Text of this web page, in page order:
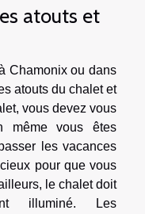
atouts et
Chamonix ou dans
atouts du chalet et
vous devez vous
même vous êtes
les vacances
pour que vous
le chalet doit
illuminé. Les